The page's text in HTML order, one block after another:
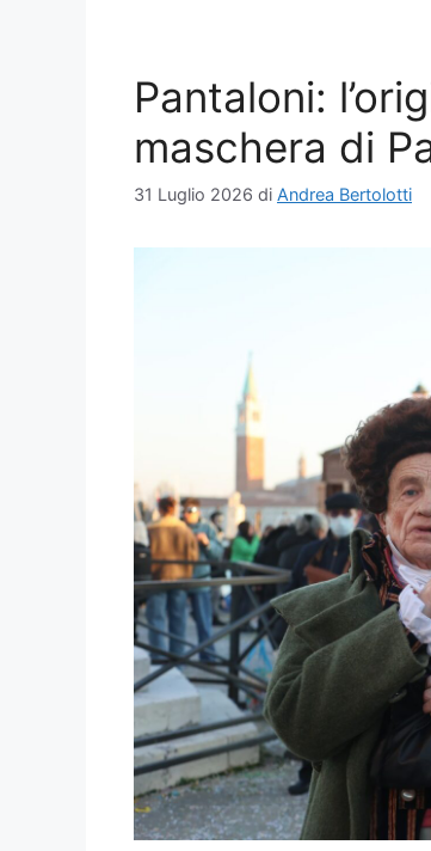
Pantaloni:
maschera di
31 Luglio 2026 di Andrea Bertolotti